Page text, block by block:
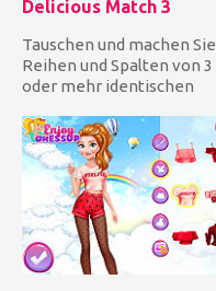
Delicious Match 3
Tauschen und machen Sie
Reihen und Spalten von 3
oder mehr identischen
f...